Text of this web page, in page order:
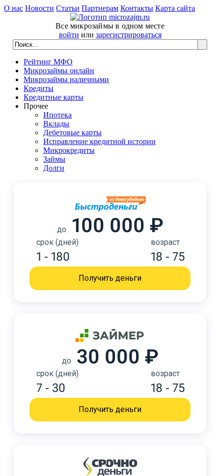
О нас Новости Статьи Партнерам Контакты Карта сайта
Все микрозаймы в одном месте
войти или зарегистрироваться
Рейтинг МФО
Микрозаймы онлайн
Микрозаймы наличными
Кредиты
Кредитные карты
Прочее
Ипотека
Вклады
Дебетовые карты
Исправление кредитной истории
Микрокредиты
Займы
Долги
до 100 000 ₽
срок (дней)
1 - 180
возраст
18 - 75
Получить деньги
до 30 000 ₽
срок (дней)
7 - 30
возраст
18 - 75
Получить деньги